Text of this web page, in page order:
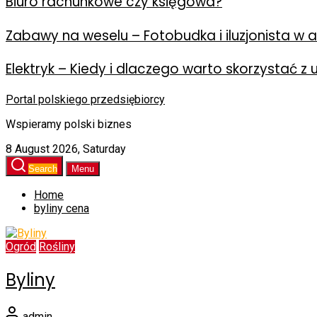
Zabawy na weselu – Fotobudka i iluzjonista w
Elektryk – Kiedy i dlaczego warto skorzystać z
Portal polskiego przedsiębiorcy
Wspieramy polski biznes
8 August 2026, Saturday
Search Menu
Home
byliny cena
Ogród Rośliny
Byliny